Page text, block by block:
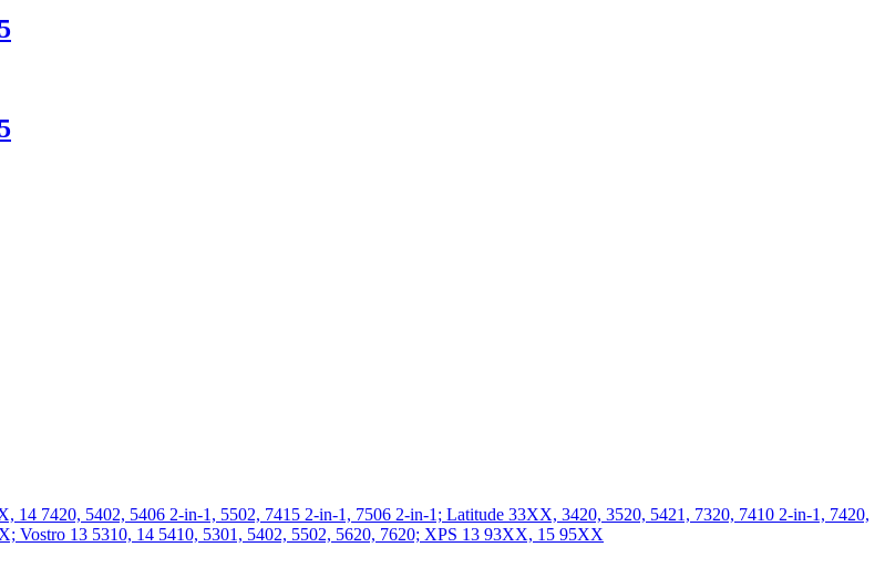
7420, 5402, 5406 2-in-1, 5502, 7415 2-in-1, 7506 2-in-1; Latitude 33XX, 3420, 3520, 5421, 7320, 7410 2-in-1, 7420,
Vostro 13 5310, 14 5410, 5301, 5402, 5502, 5620, 7620; XPS 13 93XX, 15 95XX